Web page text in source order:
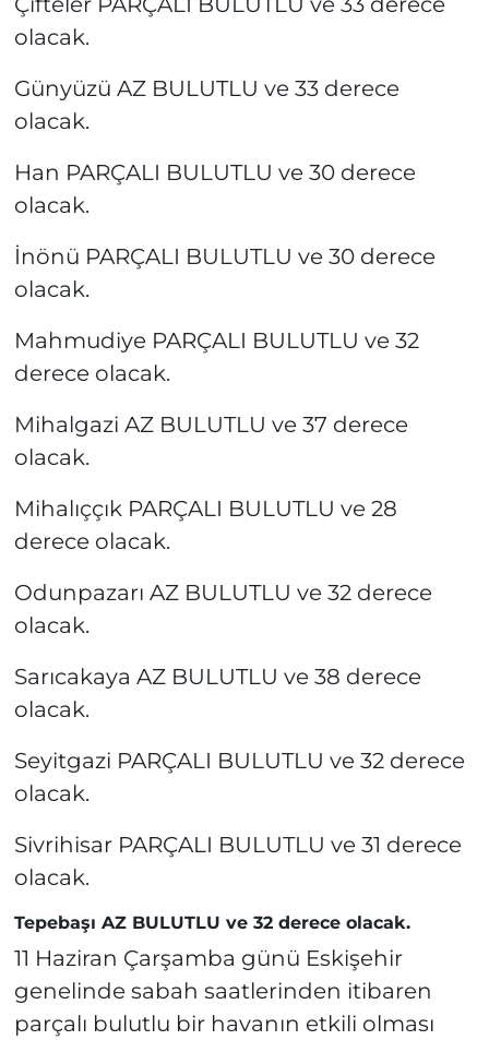
olacak.
Günyüzü AZ BULUTLU ve 33 derece
olacak.
Han PARÇALI BULUTLU ve 30 derece
olacak.
İnönü PARÇALI BULUTLU ve 30 derece
olacak.
Mahmudiye PARÇALI BULUTLU ve 32
derece olacak.
Mihalgazi AZ BULUTLU ve 37 derece
olacak.
Mihalıççık PARÇALI BULUTLU ve 28
derece olacak.
Odunpazarı AZ BULUTLU ve 32 derece
olacak.
Sarıcakaya AZ BULUTLU ve 38 derece
olacak.
Seyitgazi PARÇALI BULUTLU ve 32 derece
olacak.
Sivrihisar PARÇALI BULUTLU ve 31 derece
olacak.
Tepebaşı AZ BULUTLU ve 32 derece olacak.
11 Haziran Çarşamba günü Eskişehir
genelinde sabah saatlerinden itibaren
parçalı bulutlu bir havanın etkili olması